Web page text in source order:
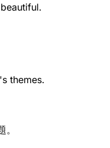
themes.